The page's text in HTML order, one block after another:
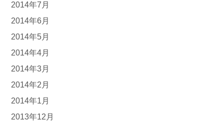
2014年7月
2014年6月
2014年5月
2014年4月
2014年3月
2014年2月
2014年1月
2013年12月